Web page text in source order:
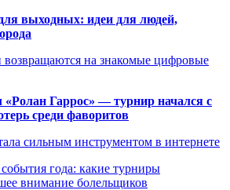
выходных: идеи для людей,
возвращаются на знакомые цифровые
Гаррос» — турнир начался с
среди фаворитов
сильным инструментом в интернете
года: какие турниры
внимание болельщиков